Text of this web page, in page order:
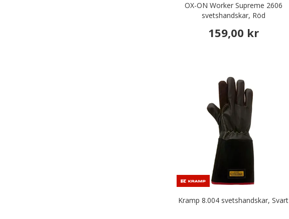
OX-ON Worker Supreme 2606
svetshandskar, Röd
159,00 kr
Kramp 8.004 svetshandskar, Svart